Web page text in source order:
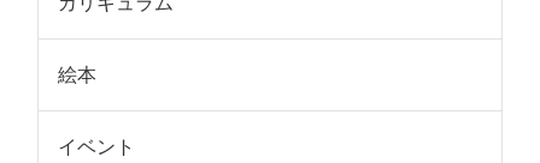
絵本
イベント